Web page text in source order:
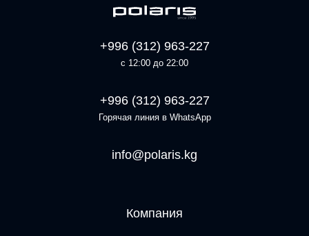
+996 (312) 963-227
с 12:00 до 22:00
+996 (312) 963-227
Горячая линия в WhatsApp
info@polaris.kg
Компания